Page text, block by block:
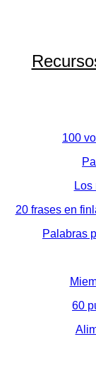
100
20 frases en
Palabras
60